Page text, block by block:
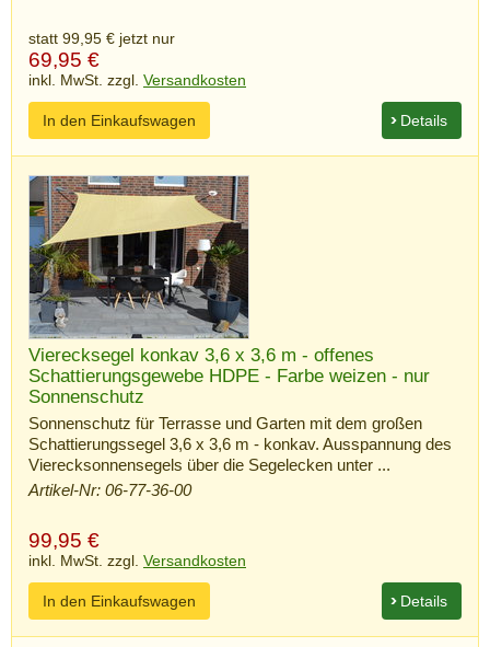
statt 99,95 € jetzt nur
69,95 €
inkl. MwSt. zzgl. Versandkosten
Details
In den Einkaufswagen
Vierecksegel konkav 3,6 x 3,6 m - offenes
Schattierungsgewebe HDPE - Farbe weizen - nur
Sonnenschutz
Sonnenschutz für Terrasse und Garten mit dem großen
Schattierungssegel 3,6 x 3,6 m - konkav. Ausspannung des
Vierecksonnensegels über die Segelecken unter ...
Artikel-Nr: 06-77-36-00
99,95 €
inkl. MwSt. zzgl. Versandkosten
Details
In den Einkaufswagen